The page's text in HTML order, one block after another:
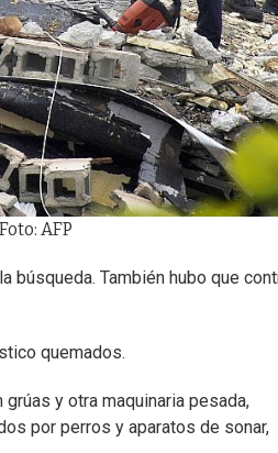
AFP
búsqueda. También hubo que
quemados.
y otra maquinaria pesada,
por perros y aparatos de sonar,